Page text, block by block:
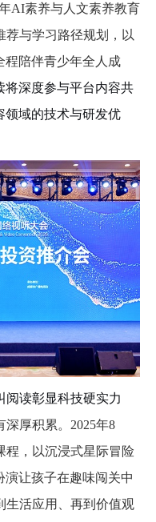
AI素养与人文素养教育
与学习路径规划，以
程陪伴青少年全人成
将深度参与平台内容共
领域的技术与研发优
阅读彰显科技硬实力
厚积累。2025年8
程，以沉浸式星际冒险
让孩子在趣味闯关中
生活应用、再到价值观